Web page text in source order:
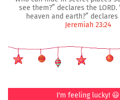
see them?” declares the
heaven and earth?” declares
Jeremiah 23:24
I'm feeling lucky! 😃